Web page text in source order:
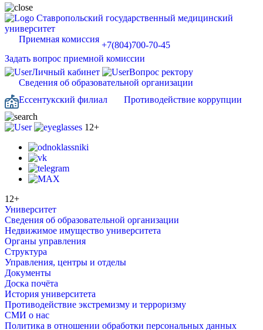
Ставропольский государственный медицинский
университет
Приемная комиссия
+7(804)700-70-45
Задать вопрос приемной комиссии
Личный кабинет
Вопрос ректору
Сведения об образовательной организации
Ессентукский филиал
Противодействие коррупции
12+
12+
Университет
Сведения об образовательной организации
Недвижимое имущество университета
Органы управления
Структура
Управления, центры и отделы
Документы
Доска почёта
История университета
Противодействие экстремизму и терроризму
СМИ о нас
Политика в отношении обработки персональных данных